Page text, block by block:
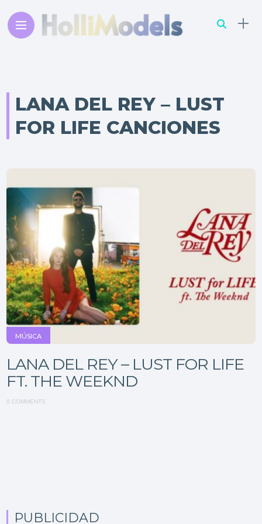
LANA DEL REY – LUST
FOR LIFE CANCIONES
MÚSICA
LANA DEL REY – LUST FOR LIFE
FT. THE WEEKND
0 COMMENTS
PUBLICIDAD